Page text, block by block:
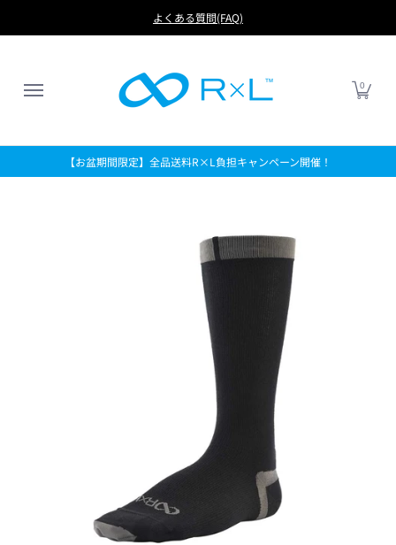
FOOTBALL LIFE
よくある質問(FAQ)
0
【お盆期間限定】全品送料R×L負担キャンペーン開催！